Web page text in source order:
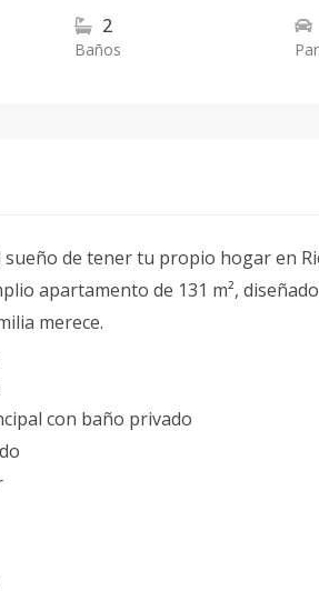
2
Baños
sueño de tener tu propio hogar en
apartamento de 131 m²,
merece.
con baño privado